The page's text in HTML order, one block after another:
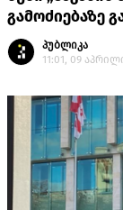
გამოძიებაზე
პუბლიკა
11:01, 09